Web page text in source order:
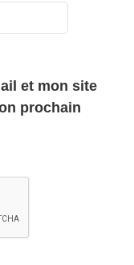
et mon site
prochain